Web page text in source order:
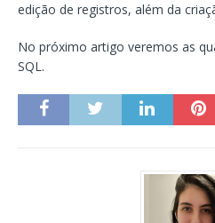
edição de registros, além da
No próximo artigo veremos as
SQL.